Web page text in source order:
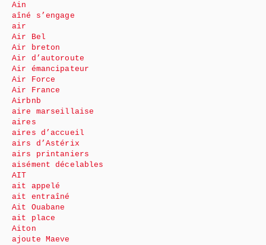
Ain
aîné s’engage
air
Air Bel
Air breton
Air d’autoroute
Air émancipateur
Air Force
Air France
Airbnb
aire marseillaise
aires
aires d’accueil
airs d’Astérix
airs printaniers
aisément décelables
AIT
ait appelé
ait entraîné
Ait Ouabane
ait place
Aiton
ajoute Maeve